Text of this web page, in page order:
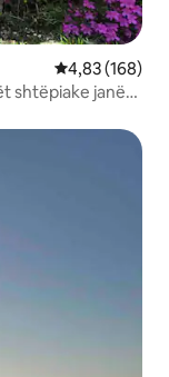
Vlerësimi
4,83 (168)
shtëpiake janë